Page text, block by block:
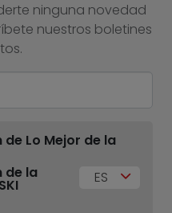
ninguna novedad
nuestros boletines
Lo Mejor de la
de la
ES